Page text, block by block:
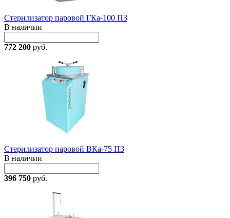
Стерилизатор паровой ГКа-100 ПЗ
В наличии
772 200 руб.
Стерилизатор паровой ВКа-75 ПЗ
В наличии
396 750 руб.